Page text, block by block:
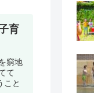
育
窮地
て
こと